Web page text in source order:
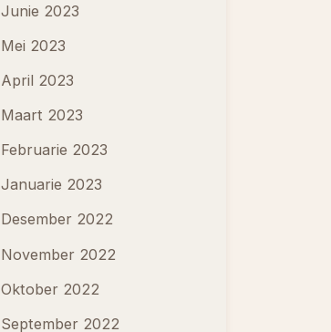
Junie 2023
Mei 2023
April 2023
Maart 2023
Februarie 2023
Januarie 2023
Desember 2022
November 2022
Oktober 2022
September 2022